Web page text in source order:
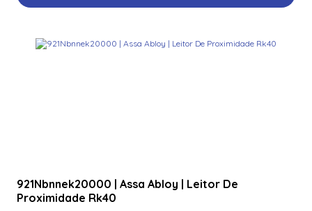
921Nbnnek20000 | Assa Abloy | Leitor De
Proximidade Rk40